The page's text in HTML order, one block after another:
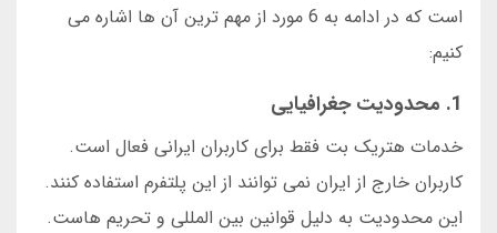
است که در ادامه به 6 مورد از مهم ترین آن ها اشاره می
کنیم:
1. محدودیت جغرافیایی
خدمات هتریک بت فقط برای کاربران ایرانی فعال است.
کاربران خارج از ایران نمی توانند از این پلتفرم استفاده کنند.
این محدودیت به دلیل قوانین بین المللی و تحریم هاست.